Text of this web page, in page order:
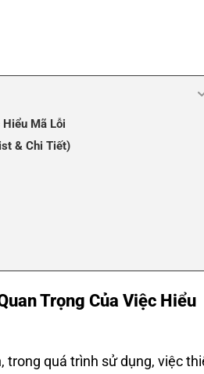
Hiểu Mã Lỗi
& Chi Tiết)
Trọng Của Việc Hiểu
trong quá trình sử dụng, việc